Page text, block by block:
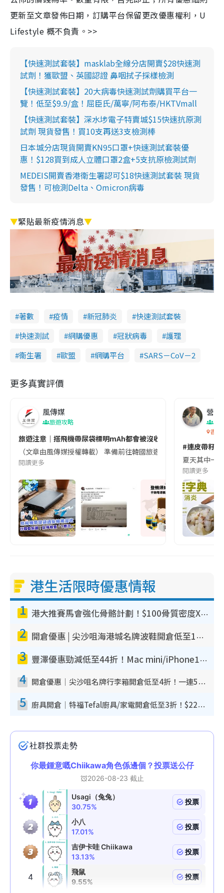
更新至文章發佈日期，訂購平台保留更改優惠權利，U
Lifestyle 概不負責。>>
【快速測試套裝】masklab全線分店開賣$28快速測
試劑！獲歐盟、英國認證 鼻咽拭子採樣檢測
【快速測試套裝】20大病毒快速測試劑購買平台一
覽！低至$9.9/盒！屈臣氏/萬寧/阿布泰/HKTVmall
【快速測試套裝】深水埗電子特賣城$15快速抗原測
試劑 現貨發售！買10支再送3支檢測棒
日本城分店現貨開賣KN95口罩+快速測試套裝優
惠！$128買到成人立體口罩2盒+5支抗原檢測試劑
MEDEIS開賣香港衛生署認可$18快速測試套裝 現貨
發售！可檢測Delta、Omicron病毒
▼緊貼最新疫情消息▼
著數 疫情 新冠肺炎
快速測試套裝
快速測試
網購優惠 冠狀病毒
護理
衞生署
歐盟 網購平台 SARS－CoV－2
更多真實評價
風傳媒
旅遊攻略
旅遊注意｜搭飛機帶尿袋標明mAh都會被沒收😱出發前切記檢查
（文章由風傳媒授權轉載） 準備前往韓國旅遊的民眾，近期要
閱讀更多
營養
香港
#連皮帶籽
夏天其中一
閱讀更多
港生活限時優惠情報
1 港大推賽馬會強化骨骼計劃！$100骨質密度X光檢查 完成免費運動訓練送超市禮券！附參加資格
2 開倉優惠 | 尖沙咀海港城名牌波鞋開倉低至1折！On鞋$899起／Joy&Peace鞋履$98起
3 豐澤優惠勁減低至44折！Mac mini/iPhone17Pro大減價！廚房家電$220起
4 開倉優惠｜尖沙咀名牌行李箱開倉低至4折！一連5日 American Tourister/ace./Hallmark $200起！
5 廚具開倉｜特福Tefal廚具/家電開倉低至3折！$220起買平底鍋/炒鑊/湯煲！電飯煲/吸塵機/燙斗$418起